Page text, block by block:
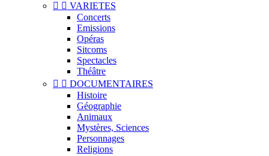
  VARIETES
Concerts
Emissions
Opéras
Sitcoms
Spectacles
Théâtre
  DOCUMENTAIRES
Histoire
Géographie
Animaux
Mystères, Sciences
Personnages
Religions